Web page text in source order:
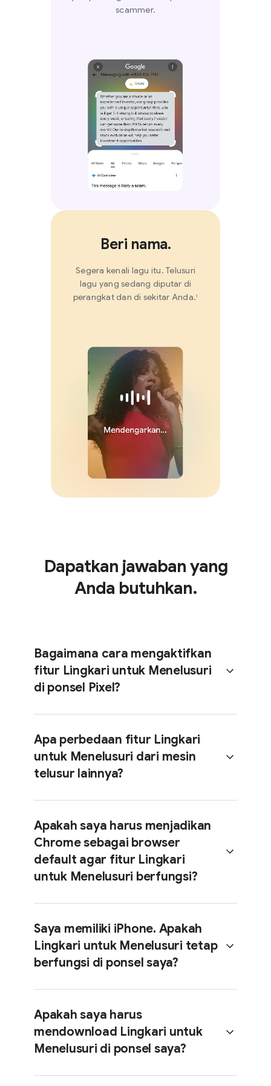
scammer.
Beri nama.
Segera kenali lagu itu. Telusuri
lagu yang sedang diputar di
perangkat dan di sekitar Anda.1
Dapatkan jawaban yang
Anda butuhkan.
Bagaimana cara mengaktifkan
fitur Lingkari untuk Menelusuri
di ponsel Pixel?
Pada mode navigasi 3 tombol,
sentuh lama tombol Layar
sentuh lama menu navigasi.
Apa perbedaan fitur Lingkari
untuk Menelusuri dari mesin
telusur lainnya?
Anda dapat menelusuri apa pun di
layar dengan satu gestur, seperti
lingkaran, ketukan, coretan, atau
Apakah saya harus menjadikan
Chrome sebagai browser
default agar fitur Lingkari
untuk Menelusuri berfungsi?
Anda tidak harus menjadikan
Chrome sebagai browser default
Saya memiliki iPhone. Apakah
Lingkari untuk Menelusuri tetap
berfungsi di ponsel saya?
Ya, pengguna iPhone dapat
mengakses fitur yang mirip dengan
Apakah saya harus
mendownload Lingkari untuk
Menelusuri di ponsel saya?